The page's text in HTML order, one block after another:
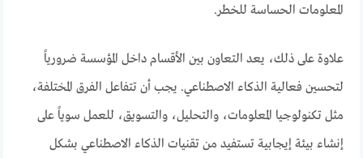
المعلومات الحساسة للخطر.
علاوة على ذلك، يعد التعاون بين الأقسام داخل المؤسسة ضرورياً
لتحسين فعالية الذكاء الاصطناعي. يجب أن تتفاعل الفرق المختلفة،
مثل تكنولوجيا المعلومات، والتحليل، والتسويق، للعمل سوياً على
إنشاء بيئة إيجابية تستفيد من تقنيات الذكاء الاصطناعي بشكل